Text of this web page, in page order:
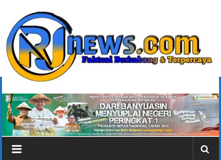
konten
rjonlinenews.com
Faktual
Berimbang
dan
Terpercaya